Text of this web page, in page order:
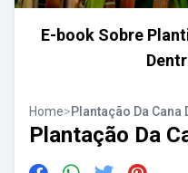
E-book Sobre
Home>Plantação Da Cana
Plantação Da